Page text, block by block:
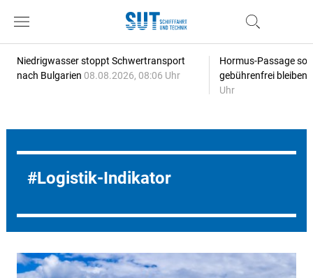
Niedrigwasser stoppt Schwertransport
nach Bulgarien 08.08.2026, 08:06 Uhr
Hormus-Passage
gebührenfrei bleiben
Uhr
Logistik-Indikator